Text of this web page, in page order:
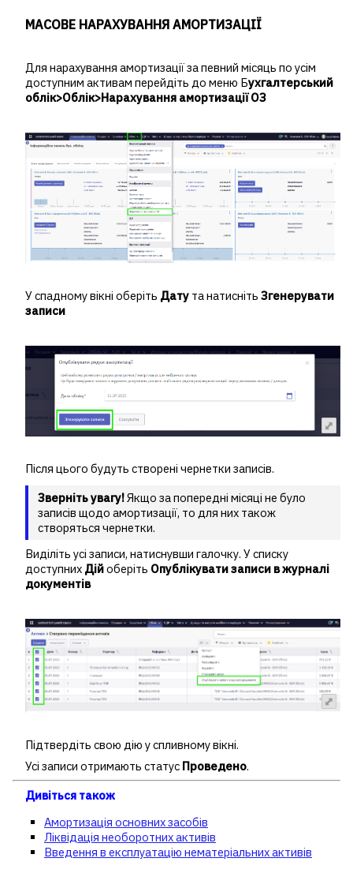
МАСОВЕ НАРАХУВАННЯ АМОРТИЗАЦІЇ
Для нарахування амортизації за певний місяць по усім
доступним активам перейдіть до меню Бухгалтерський
облік>Облік>Нарахування амортизації ОЗ
У спадному вікні оберіть Дату та натисніть Згенерувати
записи
Після цього будуть створені чернетки записів.
Зверніть увагу!Якщо за попередні місяці не було
записів щодо амортизації, то для них також
створяться чернетки.
Виділіть усі записи, натиснувши галочку. У списку
доступних Дійоберіть Опублікувати записи в журналі
документів
Підтвердіть свою дію у спливному вікні.
Усі записи отримають статус Проведено.
Дивіться також
Амортизація основних засобів
Ліквідація необоротних активів
Введення в експлуатацію нематеріальних активів